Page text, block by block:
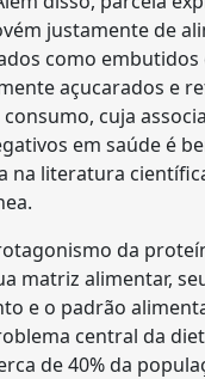
justamente de
como embutidos
açucarados e
cuja
em saúde é
na literatura
da
matriz alimentar,
e o padrão
central da
de 40% da